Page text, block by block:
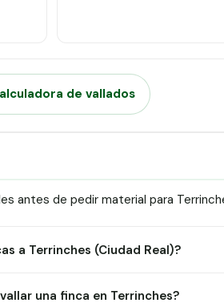
de vallados
antes de pedir material para
a Terrinches (Ciudad Real)?
una finca en Terrinches?